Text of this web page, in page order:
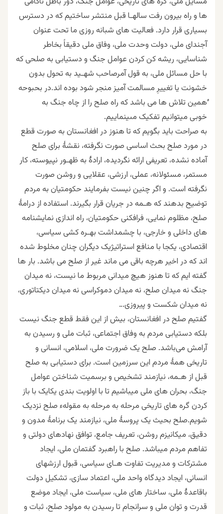
ها و راه بیرون رفت سالهـا قبل منتشر ساختیم که در دسترس
بسیارى قرار دارد. فعالیت های شبانه روزی ما تحت عنوان
آجنداى ملى، دولت وحدت ملى، وفاق ملی دقیقاً بخاطر
شناسایى، ریشه کن کردن عوامل جنگ و دستیابى به صلحى که
با حل مسائل ملى، به قول آمرصاحب شهـید به تحول بدون
خشونت یا تغییرِ مسالمت آمیز منجر شود بوده اند.در بحبوحه
ٔهمین تلاش ها می باشد که راه صلح را از چاه جنگ به
خوبی میتوانیم تفکیک مىینماییم.
به صراحت باید بگویم که تا هنوز در افغانستان به صورت قطع
در مورد صلح بحث اساسی صورت نگرفته، نقشۀ برای صلح
آماده نشده، تعریفى ارائه نگردیده، ارادۀ به ظهـور نپیوسته، کار
مستمر، مسئولانه، عملی، ارزشى، عقلایی و روشن صورت
نگرفته است. و اگر چنین نیست بفرمایند حکومتیان به مردم
توضیح بدهند که هـمه در جریان قرار بگیرند. استفاده از درامۀ
صلح، مظلوم نمایی، فرافکنی حکومتیان، راه اندازی نمایشنامه
های داخلی و خارجی، با چشمداشت بهـره کشى سیاسی،
اقتصادی، یکجا با منافع استراتیژیک دیگران چنان مخلوط شده
اند که در اخیر هرچه باقی می ماند غیر از صلح می باشد. بار ها
گفته ایم که تا هنوز هیچ میدانی مربوط ما نیست، نه میدان
جنگ نه میدان صلح، نه میدان دموکراسی نه میدان دیکتاتوری،
نه میدان شکست و پیروزى…
گفتیم صلح در افغانستان، بیش از این فقط قطع جنگ نیست
بلکه دستیابی مردم به وفاق اجتماعی، ثبات ملی و رسیدن به
آرامش می‌باشد. صلح یک ضرورت ملی، اسلامى، انسانی و
تاریخى همۀ مردم این سرزمین است. برای دستیابی به صلح
قبل از هـمه، نیازمند تشخیص و برسمیت شناختن عوامل
جنگ، بحران های ملی میباشیم تا با اولویت بندی یکایک با باز
کردن گره های تاریخی مرحله به مرحله به مقولهء صلح نزدیک
شویم.صلح بحیث یک پروسۀ ملی، نیازمند یک برنامۀ مدون و
دقیق، میکانیزم روشن، تعریف جامع، توافق نهادهای دولتی و
تفاهم مردم میباشد. صلح با راهبرد گفتمان ملی، ایجاد
مشترکات و مدیریت تفاوت هـاى سیاسی، قبول ارزشهای
انسانی، ایجاد دیدگاه واحد ملی، اعتماد سازی، تشکیل دولت
باقاعدۀ ملی، ساختار های ملی، سیاست ملی، ایجاد موضع
قدرت و توان ملی و سرانجام تا رسیدن به مولود صلح، ثبات و